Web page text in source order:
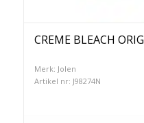
CREME BLEACH
Merk: Jolen
Artikel nr: J98274N